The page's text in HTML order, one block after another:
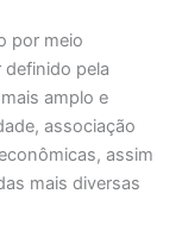
por meio
definido pela
amplo e
associação
assim
mais diversas